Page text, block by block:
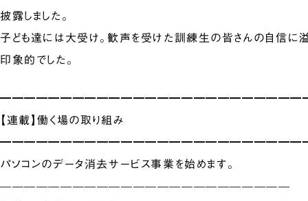
披露しました。
子ども達には大受け。歓声を受けた訓練生の皆さんの自信に
印象的でした。
【連載】働く場の取り組み
パソコンのデータ消去サービス事業を始めます。
————————————————————————